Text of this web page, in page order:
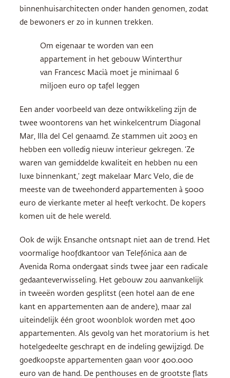
binnenhuisarchitecten onder handen genomen, zodat
de bewoners er zo in kunnen trekken.
Om eigenaar te worden van een
appartement in het gebouw Winterthur
van Francesc Macià moet je minimaal 6
miljoen euro op tafel leggen
Een ander voorbeeld van deze ontwikkeling zijn de
twee woontorens van het winkelcentrum Diagonal
Mar, Illa del Cel genaamd. Ze stammen uit 2003 en
hebben een volledig nieuw interieur gekregen. ‘Ze
waren van gemiddelde kwaliteit en hebben nu een
luxe binnenkant,’ zegt makelaar Marc Velo, die de
meeste van de tweehonderd appartementen à 5000
euro de vierkante meter al heeft verkocht. De kopers
komen uit de hele wereld.
Ook de wijk Ensanche ontsnapt niet aan de trend. Het
voormalige hoofdkantoor van Telefónica aan de
Avenida Roma ondergaat sinds twee jaar een radicale
gedaanteverwisseling. Het gebouw zou aanvankelijk
in tweeën worden gesplitst (een hotel aan de ene
kant en appartementen aan de andere), maar zal
uiteindelijk één groot woonblok worden met 400
appartementen. Als gevolg van het moratorium is het
hotelgedeelte geschrapt en de indeling gewijzigd. De
goedkoopste appartementen gaan voor 400.000
euro van de hand. De penthouses en de grootste flats